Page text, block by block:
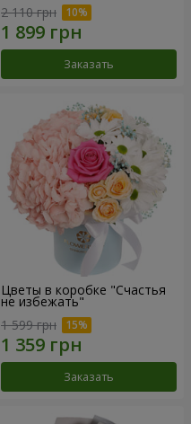
2 110 грн
Заказать
Цветы в коробке "Счастья
не избежать"
1 599 грн
Заказать